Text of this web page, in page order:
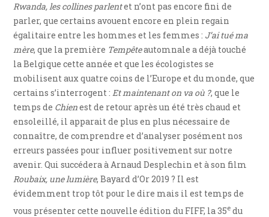
Rwanda, les collines parlentet n’ont pas encore fini de
parler, que certains avouent encore en plein regain
égalitaire entre les hommes et les femmes : J’ai tué ma
mère, que la première Tempêteautomnale a déjà touché
la Belgique cette année et que les écologistes se
mobilisent aux quatre coins de l’Europe et du monde, que
certains s’interrogent :Et maintenant on va où ?, que le
temps de Chienest de retour après un été très chaud et
ensoleillé, il apparait de plus en plus nécessaire de
connaître, de comprendre et d’analyser posément nos
erreurs passées pour influer positivement sur notre
avenir. Qui succédera à Arnaud Desplechin et à son film
Roubaix, une lumière, Bayard d’Or 2019 ? Il est
évidemment trop tôt pour le dire mais il est temps de
vous présenter cette nouvelle édition du FIFF, la 35e du